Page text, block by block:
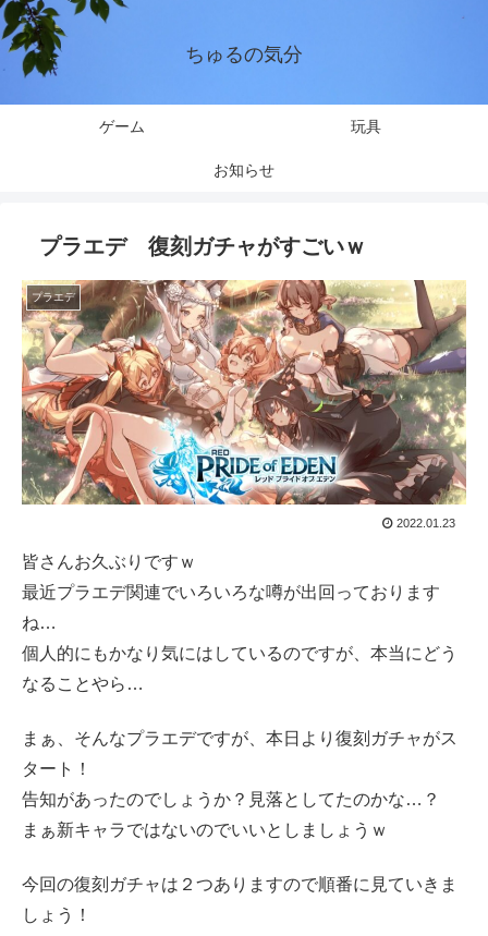
ちゅるの気分
ゲーム 玩具
お知らせ
プラエデ 復刻ガチャがすごいｗ
プラエデ
2022.01.23
皆さんお久ぶりですｗ
最近プラエデ関連でいろいろな噂が出回っております
ね…
個人的にもかなり気にはしているのですが、本当にどう
なることやら…
まぁ、そんなプラエデですが、本日より復刻ガチャがス
タート！
告知があったのでしょうか？見落としてたのかな…？
まぁ新キャラではないのでいいとしましょうｗ
今回の復刻ガチャは２つありますので順番に見ていきま
しょう！